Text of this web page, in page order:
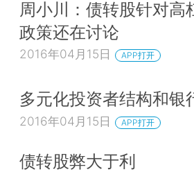
周小川：债转股针对高
政策还在讨论
2016年04月15日 APP打开
多元化投资者结构和银
2016年04月15日 APP打开
债转股弊大于利